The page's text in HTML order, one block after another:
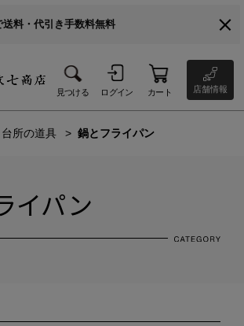
送料・代引き手数料無料
見つける ログイン カート 店舗情報
台所の道具 鍋とフライパン
イパン